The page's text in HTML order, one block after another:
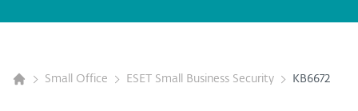
Small Office ESET Small Business Security KB6672